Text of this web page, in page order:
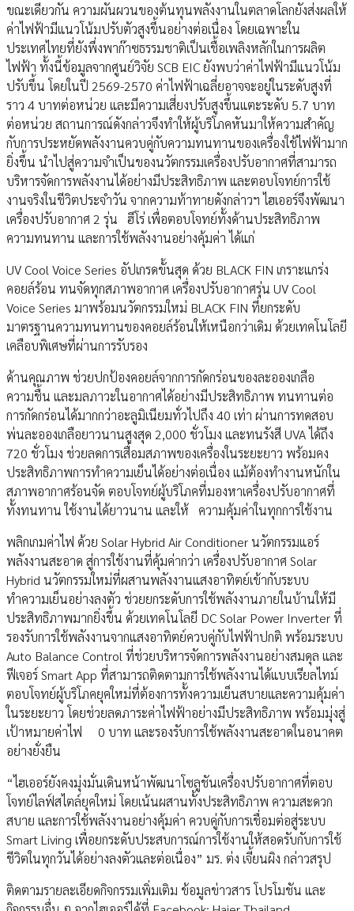
ขณะเดียวกัน ความผันผวนของต้นทุนพลังงานในตลาดโลกยังส่งผลให้
ค่าไฟฟ้ามีแนวโน้มปรับตัวสูงขึ้นอย่างต่อเนื่อง โดยเฉพาะใน
ประเทศไทยที่ยังพึ่งพาก๊าซธรรมชาติเป็นเชื้อเพลิงหลักในการผลิต
ไฟฟ้า ทั้งนี้ข้อมูลจากศูนย์วิจัย SCB EIC ยังพบว่าค่าไฟฟ้ามีแนวโน้ม
ปรับขึ้น โดยในปี 2569-2570 ค่าไฟฟ้าเฉลี่ยอาจจะอยู่ในระดับสูงที่
ราว 4 บาทต่อหน่วย และมีความเสี่ยงปรับสูงขึ้นแตะระดับ 5.7 บาท
ต่อหน่วย สถานการณ์ดังกล่าวจึงทำให้ผู้บริโภคหันมาให้ความสำคัญ
กับการประหยัดพลังงานควบคู่กับความทนทานของเครื่องใช้ไฟฟ้ามาก
ยิ่งขึ้น นำไปสู่ความจำเป็นของนวัตกรรมเครื่องปรับอากาศที่สามารถ
บริหารจัดการพลังงานได้อย่างมีประสิทธิภาพ และตอบโจทย์การใช้
งานจริงในชีวิตประจำวัน จากความท้าทายดังกล่าวฯ ไฮเออร์จึงพัฒนา
เครื่องปรับอากาศ 2 รุ่น ฮีโร่ เพื่อตอบโจทย์ทั้งด้านประสิทธิภาพ
ความทนทาน และการใช้พลังงานอย่างคุ้มค่า ได้แก่
UV Cool Voice Series อัปเกรดขั้นสุด ด้วย BLACK FIN เกราะแกร่ง
คอยล์ร้อน ทนจัดทุกสภาพอากาศ เครื่องปรับอากาศรุ่น UV Cool
Voice Series มาพร้อมนวัตกรรมใหม่ BLACK FIN ที่ยกระดับ
มาตรฐานความทนทานของคอยล์ร้อนให้เหนือกว่าเดิม ด้วยเทคโนโลยี
เคลือบพิเศษที่ผ่านการรับรอง
ด้านคุณภาพ ช่วยปกป้องคอยล์จากการกัดกร่อนของละอองเกลือ
ความชื้น และมลภาวะในอากาศได้อย่างมีประสิทธิภาพ ทนทานต่อ
การกัดกร่อนได้มากกว่าอะลูมิเนียมทั่วไปถึง 40 เท่า ผ่านการทดสอบ
พ่นละอองเกลือยาวนานสูงสุด 2,000 ชั่วโมง และทนรังสี UVA ได้ถึง
720 ชั่วโมง ช่วยลดการเสื่อมสภาพของเครื่องในระยะยาว พร้อมคง
ประสิทธิภาพการทำความเย็นได้อย่างต่อเนื่อง แม้ต้องทำงานหนักใน
สภาพอากาศร้อนจัด ตอบโจทย์ผู้บริโภคที่มองหาเครื่องปรับอากาศที่
ทั้งทนทาน ใช้งานได้ยาวนาน และให้ ความคุ้มค่าในทุกการใช้งาน
พลิกเกมค่าไฟ ด้วย Solar Hybrid Air Conditioner นวัตกรรมแอร์
พลังงานสะอาด สู่การใช้งานที่คุ้มค่ากว่า เครื่องปรับอากาศ Solar
Hybrid นวัตกรรมใหม่ที่ผสานพลังงานแสงอาทิตย์เข้ากับระบบ
ทำความเย็นอย่างลงตัว ช่วยยกระดับการใช้พลังงานภายในบ้านให้มี
ประสิทธิภาพมากยิ่งขึ้น ด้วยเทคโนโลยี DC Solar Power Inverter ที่
รองรับการใช้พลังงานจากแสงอาทิตย์ควบคู่กับไฟฟ้าปกติ พร้อมระบบ
Auto Balance Control ที่ช่วยบริหารจัดการพลังงานอย่างสมดุล และ
ฟีเจอร์ Smart App ที่สามารถติดตามการใช้พลังงานได้แบบเรียลไทม์
ตอบโจทย์ผู้บริโภคยุคใหม่ที่ต้องการทั้งความเย็นสบายและความคุ้มค่า
ในระยะยาว โดยช่วยลดภาระค่าไฟฟ้าอย่างมีประสิทธิภาพ พร้อมมุ่งสู่
เป้าหมายค่าไฟ 0 บาท และรองรับการใช้พลังงานสะอาดในอนาคต
อย่างยั่งยืน
“ไฮเออร์ยังคงมุ่งมั่นเดินหน้าพัฒนาโซลูชันเครื่องปรับอากาศที่ตอบ
โจทย์ไลฟ์สไตล์ยุคใหม่ โดยเน้นผสานทั้งประสิทธิภาพ ความสะดวก
สบาย และการใช้พลังงานอย่างคุ้มค่า ควบคู่กับการเชื่อมต่อสู่ระบบ
Smart Living เพื่อยกระดับประสบการณ์การใช้งานให้สอดรับกับการใช้
ชีวิตในทุกวันได้อย่างลงตัวและต่อเนื่อง” มร. ต่ง เจี้ยนผิง กล่าวสรุป
ติดตามรายละเอียดกิจกรรมเพิ่มเติม ข้อมูลข่าวสาร โปรโมชัน และ